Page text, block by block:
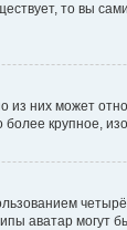
то
них может
крупное,
аватар